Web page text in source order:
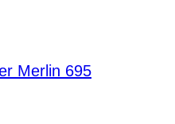
Merlin 695